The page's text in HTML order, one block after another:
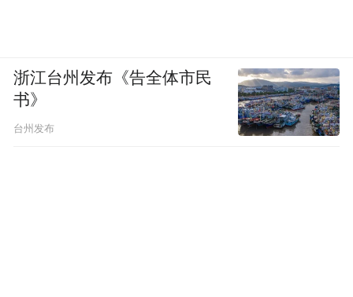
浙江台州发布《告全体市民
书》
台州发布